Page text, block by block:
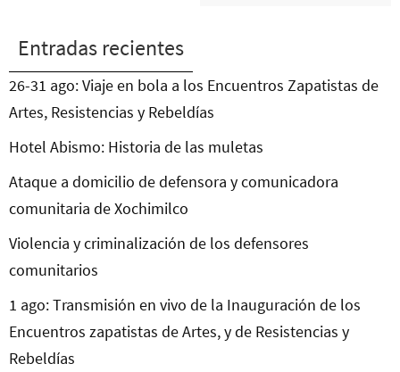
Entradas recientes
26-31 ago: Viaje en bola a los Encuentros Zapatistas de
Artes, Resistencias y Rebeldías
Hotel Abismo: Historia de las muletas
Ataque a domicilio de defensora y comunicadora
comunitaria de Xochimilco
Violencia y criminalización de los defensores
comunitarios
1 ago: Transmisión en vivo de la Inauguración de los
Encuentros zapatistas de Artes, y de Resistencias y
Rebeldías